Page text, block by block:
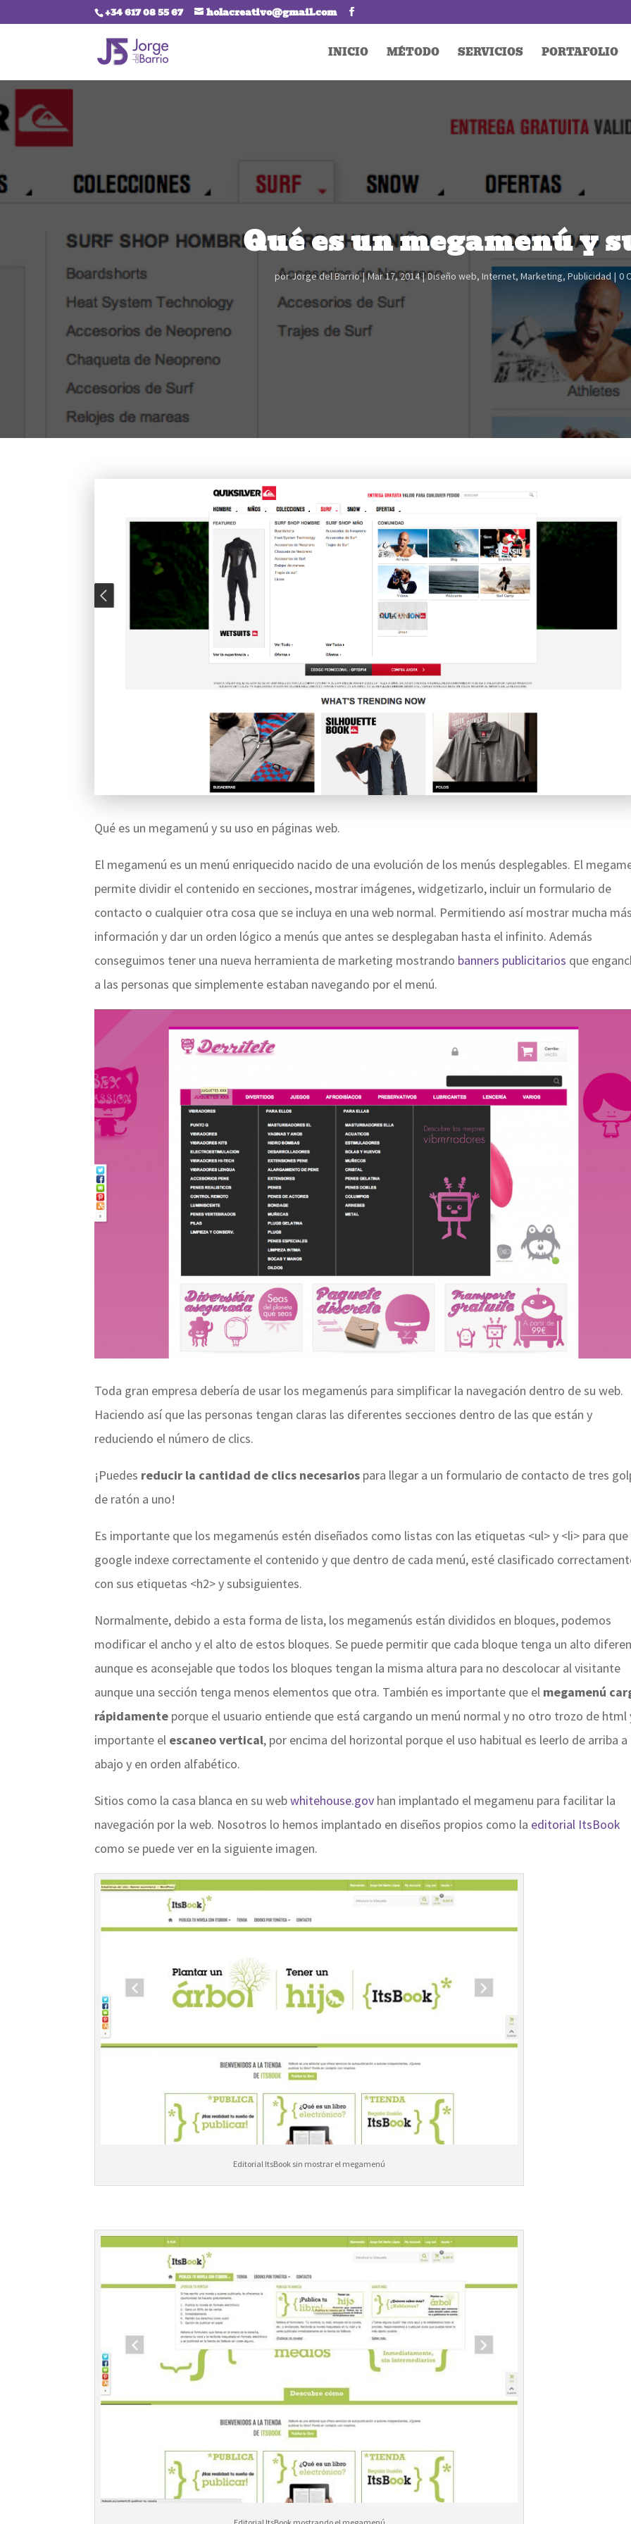
+34 617 08 55 67 holacreativo@gmail.com
INICIO MÉTODO SERVICIOS PORTAFOLIO
Qué es un megamenú y
porJorge del Barrio Mar 17, 2014 Diseño web, Internet, Marketing, Publicidad 0
Qué es un megamenú y su uso en páginas web.
El megamenú es un menú enriquecido nacido de una evolución de los menús desplegables. El
permite dividir el contenido en secciones, mostrar imágenes, widgetizarlo, incluir un formulario de
contacto o cualquier otra cosa que se incluya en una web normal. Permitiendo así mostrar mucha
información y dar un orden lógico a menús que antes se desplegaban hasta el infinito. Además
conseguimos tener una nueva herramienta de marketing mostrando banners publicitarios que
a las personas que simplemente estaban navegando por el menú.
Toda gran empresa debería de usar los megamenús para simplificar la navegación dentro de su web.
Haciendo así que las personas tengan claras las diferentes secciones dentro de las que están y
reduciendo el número de clics.
¡Puedes reducir la cantidad de clics necesarios para llegar a un formulario de contacto de tres
de ratón a uno!
Es importante que los megamenús estén diseñados como listas con las etiquetas <ul> y <li> para que
google indexe correctamente el contenido y que dentro de cada menú, esté clasificado
con sus etiquetas <h2> y subsiguientes.
Normalmente, debido a esta forma de lista, los megamenús están divididos en bloques, podemos
modificar el ancho y el alto de estos bloques. Se puede permitir que cada bloque tenga un alto
aunque es aconsejable que todos los bloques tengan la misma altura para no descolocar al visitante
aunque una sección tenga menos elementos que otra. También es importante que el megamenú
rápidamente porque el usuario entiende que está cargando un menú normal y no otro trozo de html
importante el escaneo vertical, por encima del horizontal porque el uso habitual es leerlo de arriba a
abajo y en orden alfabético.
Sitios como la casa blanca en su webwhitehouse.gov han implantado el megamenu para facilitar la
navegación por la web. Nosotros lo hemos implantado en diseños propios como la editorial ItsBook
como se puede ver en la siguiente imagen.
Editorial ItsBook sin mostrar el megamenú